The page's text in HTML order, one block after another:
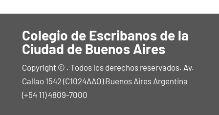
Colegio de Escribanos de la
Ciudad de Buenos Aires
Copyright © . Todos los derechos reservados. Av.
Callao 1542 (C1024AAO) Buenos Aires Argentina
(+54 11) 4809-7000